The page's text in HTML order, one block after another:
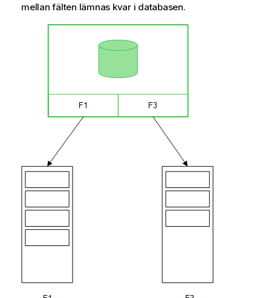
mellan fälten lämnas kvar i databasen.